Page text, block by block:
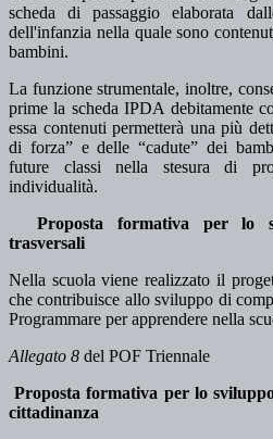
scheda di passaggio elaborata
dell'infanzia nella quale sono
bambini.
La funzione strumentale, inoltre,
prime la scheda IPDA debitamente
essa contenuti permetterà una più
di forza” e delle “cadute” dei
future classi nella stesura di
individualità.
Proposta formativa per lo
trasversali
Nella scuola viene realizzato il
che contribuisce allo sviluppo di
Programmare per apprendere nella
Allegato 8 del POF Triennale
Proposta formativa per lo
cittadinanza